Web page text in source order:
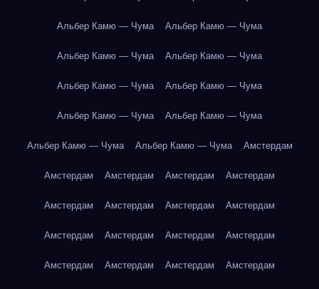
Альбер Камю — Чума Альбер Камю — Чума
Альбер Камю — Чума Альбер Камю — Чума
Альбер Камю — Чума Альбер Камю — Чума
Альбер Камю — Чума Альбер Камю — Чума
Альбер Камю — Чума Альбер Камю — Чума Амстердам
Амстердам Амстердам Амстердам Амстердам
Амстердам Амстердам Амстердам Амстердам
Амстердам Амстердам Амстердам Амстердам
Амстердам Амстердам Амстердам Амстердам